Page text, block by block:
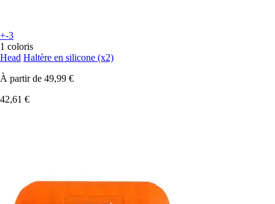
+-3
1 coloris
Head Haltère en silicone (x2)
À partir de 49,99 €
42,61 €